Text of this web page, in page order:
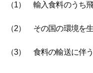
（1） 輸入食料のうち
（2） その国の環境を
（3） 食料の輸送に伴